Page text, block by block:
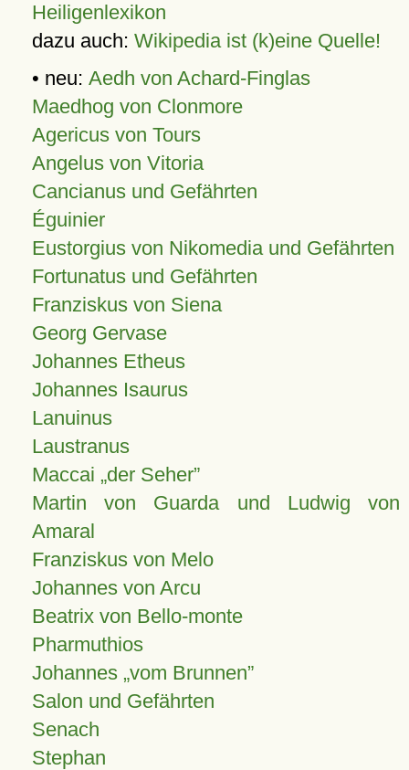
Heiligenlexikon
dazu auch: Wikipedia ist (k)eine Quelle!
• neu: Aedh von Achard-Finglas
Maedhog von Clonmore
Agericus von Tours
Angelus von Vitoria
Cancianus und Gefährten
Éguinier
Eustorgius von Nikomedia und Gefährten
Fortunatus und Gefährten
Franziskus von Siena
Georg Gervase
Johannes Etheus
Johannes Isaurus
Lanuinus
Laustranus
Maccai „der Seher”
Martin von Guarda und Ludwig von
Amaral
Franziskus von Melo
Johannes von Arcu
Beatrix von Bello-monte
Pharmuthios
Johannes vom Brunnen
Salon und Gefährten
Senach
Stephan